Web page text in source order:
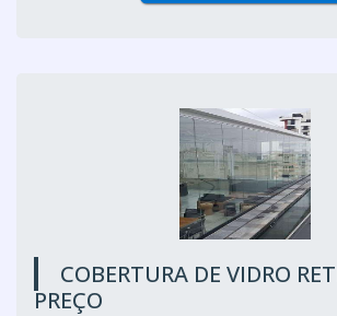
COBERTURA DE VIDRO
PREÇO